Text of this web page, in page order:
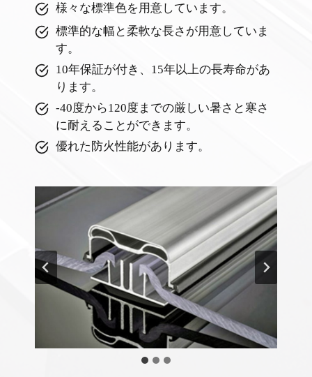
様々な標準色を用意しています。
標準的な幅と柔軟な長さが用意していま
す。
10年保証が付き、15年以上の長寿命があ
ります。
‐40度から120度までの厳しい暑さと寒さ
に耐えることができます。
優れた防火性能があります。